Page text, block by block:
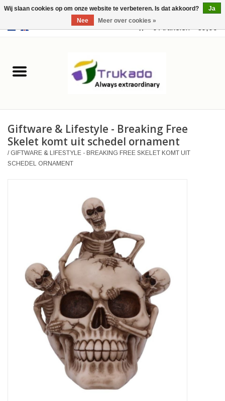
USD 0 Artikelen - €0,00
Leer
Merchandise
Retro Vintage
Giftware & Lifestyle &
Collectables
Bezoek ons
Giftware & Lifestyle - Breaking Free
Skelet komt uit schedel ornament
/ GIFTWARE & LIFESTYLE - BREAKING FREE SKELET KOMT UIT
SCHEDEL ORNAMENT
Wij slaan cookies op om onze website te verbeteren. Is dat akkoord?
Ja
Nee
Meer over cookies »